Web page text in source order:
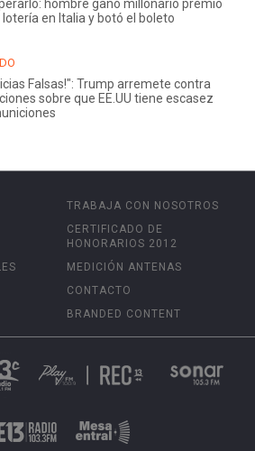
hombre ganó millonario premio
lotería en Italia y botó el boleto
Falsas!": Trump arremete contra
sobre que EE.UU tiene escasez
TRABAJA CON NOSOTROS
CERTIFICADO DE
HONORARIOS 2012
MEDICIÓN ANTENAS
CONTACTO
BRANDED CONTENT